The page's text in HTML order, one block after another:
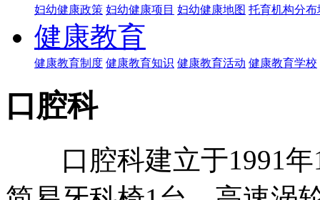
妇幼健康政策 妇幼健康项目 妇幼健康地图 托育机构分布
健康教育
健康教育制度 健康教育知识 健康教育活动 健康教育学校
口腔科
口腔科建立于1991年